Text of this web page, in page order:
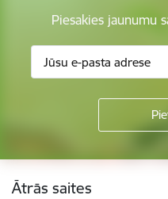
Piesakies jaunumu
Kājene
Ātrās saites